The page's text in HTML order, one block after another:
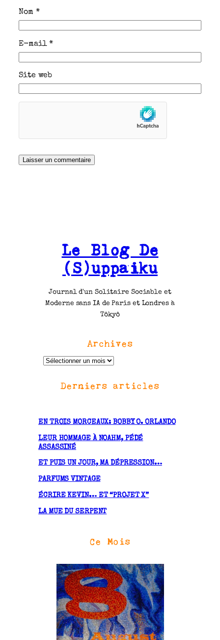
Nom *
E-mail*
Site web
Le Blog De
(S)uppaiku
Journal d'un Solitaire Sociable et
Moderne sans IA de Paris et Londres à
Tôkyô
Archives
A
v
s
Derniers articles
EN TROIS MORCEAUX: BOBBY O. ORLANDO
LEUR HOMMAGE À NOAHM, PÉDÉ
ASSASSINÉ
ET PUIS UN JOUR, MA DÉPRESSION…
PARFUMS VINTAGE
ÉCRIRE KEVIN… ET “PROJET X”
LA MUE DU SERPENT
Ce Mois